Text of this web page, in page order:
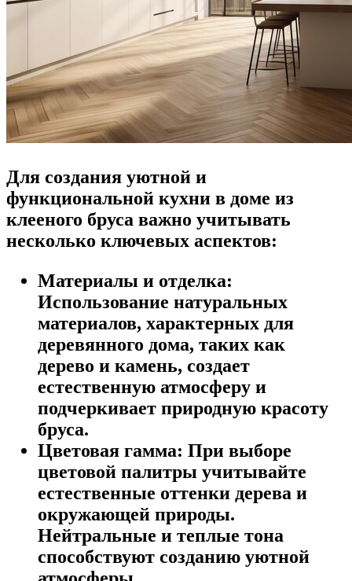
Для создания уютной и
функциональной кухни в доме из
клееного бруса важно учитывать
несколько ключевых аспектов:
Материалы и отделка:
Использование натуральных
материалов, характерных для
деревянного дома, таких как
дерево и камень, создает
естественную атмосферу и
подчеркивает природную красоту
бруса.
Цветовая гамма: При выборе
цветовой палитры учитывайте
естественные оттенки дерева и
окружающей природы.
Нейтральные и теплые тона
способствуют созданию уютной